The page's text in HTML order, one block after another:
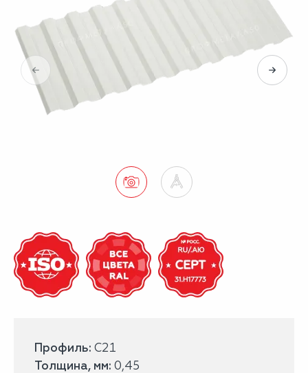
Профиль: С21
Толщина, мм: 0,45